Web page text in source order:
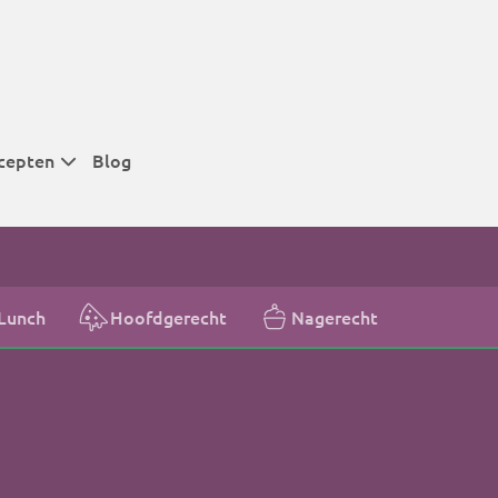
tijden
tijden
Blog
Hoofdgerecht Nagerecht